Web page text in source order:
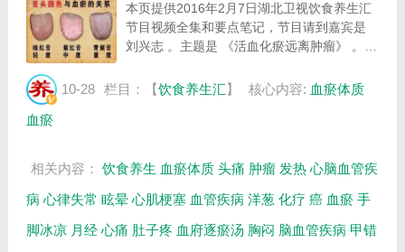
本页提供2016年2月7日湖北卫视饮食养生汇
节目视频全集和要点笔记，节目请到嘉宾是
刘兴志 。主题是 《活血化瘀远离肿瘤》 。主
病，手拈散，秋木耳拌洋葱的制作方法等相关
10-28 栏目：【饮食养生汇】 核心内容: 血瘀体质
血瘀
相关内容： 饮食养生 血瘀体质 头痛 肿瘤 发热 心脑血管疾
病 心律失常 眩晕 心肌梗塞 血管疾病 洋葱 化疗 癌 血瘀 手
脚冰凉 月经 心痛 肚子疼 血府逐瘀汤 胸闷 脑血管疾病 甲错